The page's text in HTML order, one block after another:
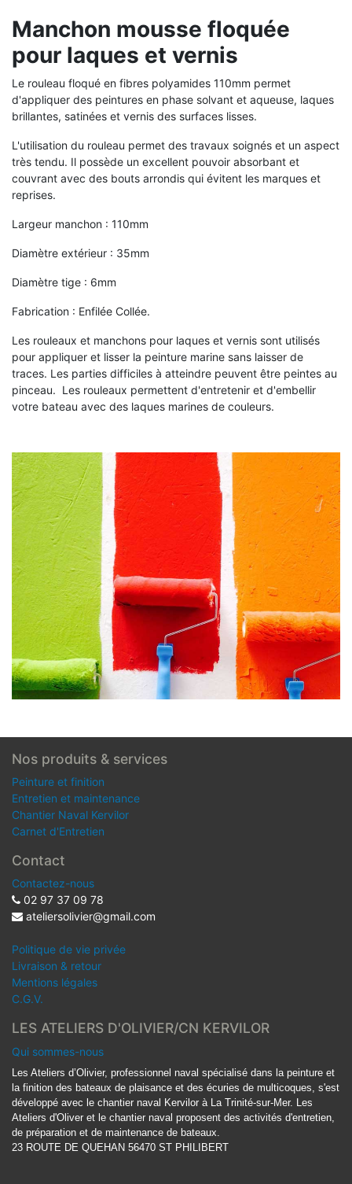
Manchon mousse floquée
pour laques et vernis
Le rouleau floqué en fibres polyamides 110mm permet
d'appliquer des peintures en phase solvant et aqueuse, laques
brillantes, satinées et vernis des surfaces lisses.
L'utilisation du rouleau permet des travaux soignés et un aspect
très tendu. Il possède un excellent pouvoir absorbant et
couvrant avec des bouts arrondis qui évitent les marques et
reprises.
Largeur manchon : 110mm
Diamètre extérieur : 35mm
Diamètre tige : 6mm
Fabrication : Enfilée Collée.
Les rouleaux et manchons pour laques et vernis sont utilisés
pour appliquer et lisser la peinture marine sans laisser de
traces. Les parties difficiles à atteindre peuvent être peintes au
pinceau. Les rouleaux permettent d'entretenir et d'embellir
votre bateau avec des laques marines de couleurs.
Nos produits & services
Peinture et finition
Entretien et maintenance
Chantier Naval Kervilor
Carnet d'Entretien
Contact
Contactez-nous
02 97 37 09 78
ateliersolivier@gmail.com
Politique de vie privée
Livraison & retour
Mentions légales
C.G.V.
LES ATELIERS D'OLIVIER/CN KERVILOR
Qui sommes-nous
Les Ateliers d’Olivier, professionnel naval spécialisé dans la peinture et
la finition des bateaux de plaisance et des écuries de multicoques, s'est
développé avec le chantier naval Kervilor à La Trinité-sur-Mer. Les
Ateliers d'Oliver et le chantier naval proposent des activités d'entretien,
de préparation et de maintenance de bateaux.
23 ROUTE DE QUEHAN 56470 ST PHILIBERT